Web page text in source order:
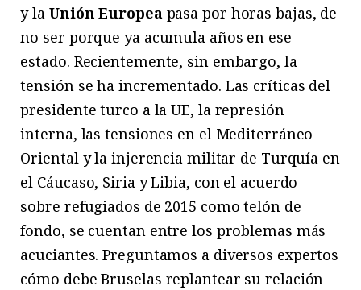
y la Unión Europeapasa por horas bajas, de
no ser porque ya acumula años en ese
estado. Recientemente, sin embargo, la
tensión se ha incrementado. Las críticas del
presidente turco a la UE, la represión
interna, las tensiones en el Mediterráneo
Oriental y la injerencia militar de Turquía en
el Cáucaso, Siria y Libia, con el acuerdo
sobre refugiados de 2015 como telón de
fondo, se cuentan entre los problemas más
acuciantes. Preguntamos a diversos expertos
cómo debe Bruselas replantear su relación